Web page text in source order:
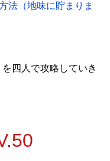
法（地味に貯まりま
四人で攻略していき